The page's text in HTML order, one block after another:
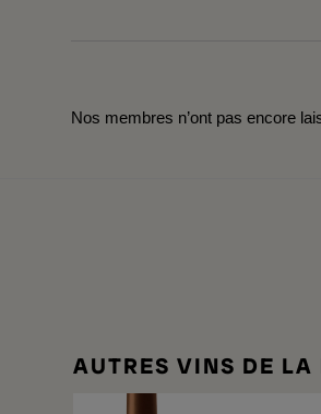
Nos membres n’ont pas encore
AUTRES VINS DE LA